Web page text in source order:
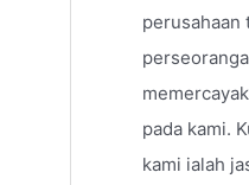
perusahaan
pada kami.
kami ialah